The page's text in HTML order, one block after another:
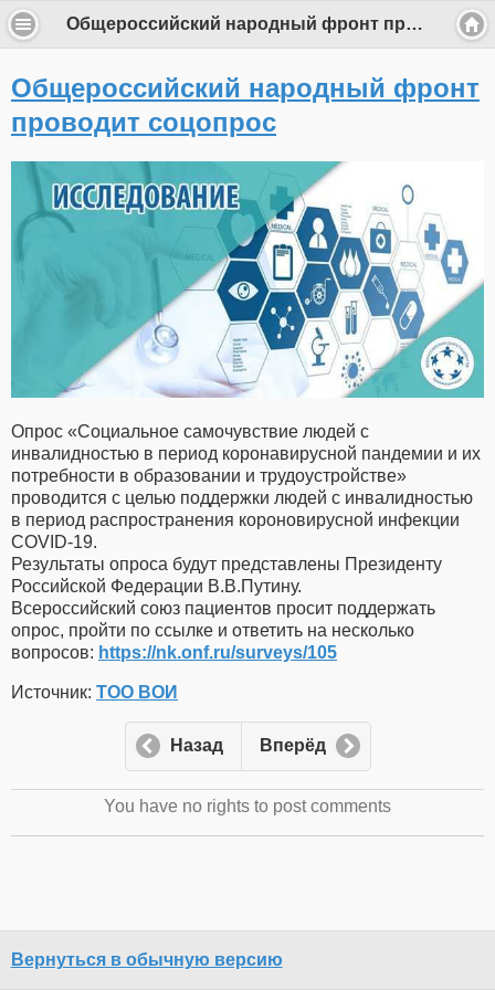
Общероссийский народный фронт проводит соцопрос
Общероссийский народный фронт
проводит соцопрос
Опрос «Социальное самочувствие людей с
инвалидностью в период коронавирусной пандемии и их
потребности в образовании и трудоустройстве»
проводится с целью поддержки людей с инвалидностью
в период распространения короновирусной инфекции
COVID-19.
Результаты опроса будут представлены Президенту
Российской Федерации В.В.Путину.
Всероссийский союз пациентов просит поддержать
опрос, пройти по ссылке и ответить на несколько
вопросов: https://nk.onf.ru/surveys/105
Источник: ТОО ВОИ
Назад Вперёд
You have no rights to post comments
Вернуться в обычную версию